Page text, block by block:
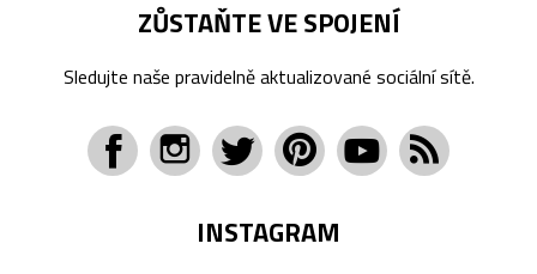
ZŮSTAŇTE VE SPOJENÍ
Sledujte naše pravidelně aktualizované sociální sítě.
INSTAGRAM